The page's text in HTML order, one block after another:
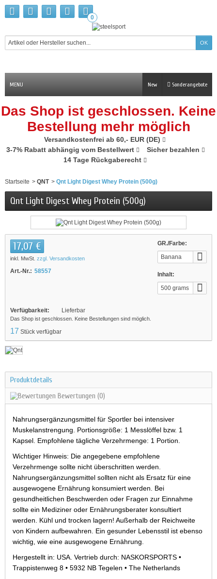
0
MENU Sonderangebote
New
Das Shop ist geschlossen. Keine
Bestellung mehr möglich
Versandkostenfrei ab 60,- EUR (DE)
3-7% Rabatt abhängig vom Bestellwert
Sicher bezahlen
14 Tage Rückgaberecht
Startseite > QNT > Qnt Light Digest Whey Protein (500g)
Qnt Light Digest Whey Protein (500g)
GR./Farbe:
Banana
Inhalt:
500 grams
17,07 €
inkl. MwSt. zzgl. Versandkosten
Art.-Nr.: 58557
Verfügbarkeit: Lieferbar
Das Shop ist geschlossen. Keine Bestellungen sind möglich.
17 Stück verfügbar
Produktdetails
Bewertungen (0)
Nahrungsergänzungsmittel für Sportler bei intensiver
Muskelanstrengung. Portionsgröße: 1 Messlöffel bzw. 1
Kapsel. Empfohlene tägliche Verzehrmenge: 1 Portion.
Wichtiger Hinweis: Die angegebene empfohlene
Verzehrmenge sollte nicht überschritten werden.
Nahrungsergänzungsmittel sollten nicht als Ersatz für eine
ausgewogene Ernährung konsumiert werden. Bei
gesundheitlichen Beschwerden oder Fragen zur Einnahme
sollte ein Mediziner oder Ernährungsberater konsultiert
werden. Kühl und trocken lagern! Außerhalb der Reichweite
von Kindern aufbewahren. Ein gesunder Lebensstil ist ebenso
wichtig, wie eine ausgewogene Ernährung.
Hergestellt in: USA. Vertrieb durch: NASKORSPORTS •
Trappistenweg 8 • 5932 NB Tegelen • The Netherlands